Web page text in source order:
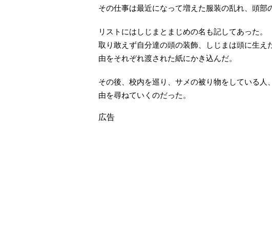
その仕事は最近になって増えた服装の乱れ、頭部
リストにはしじまとまじめの名も記してあった。
取り敢えず自分達の頭の装飾、しじまは頭に生
由をそれぞれ渡された紙にかき込んだ。
その後、校内を巡り、サメの被り物をしている
由を尋ねていくのだった。
広告